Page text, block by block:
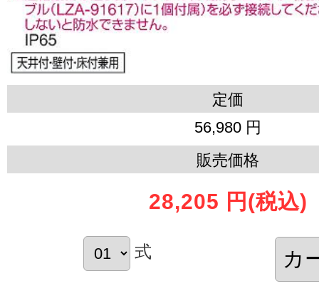
定価
56,980 円
販売価格
28,205 円 (税込)
式